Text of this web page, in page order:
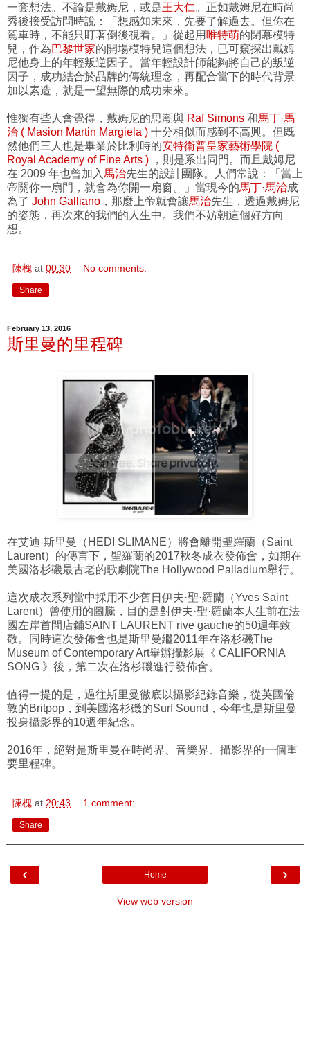
一套想法。不論是戴姆尼，或是王大仁。正如戴姆尼在時尚
秀後接受訪問時說：「想感知未來，先要了解過去。但你在
駕車時，不能只盯著倒後視看。」從起用 唯特萌的閉幕模特
兒，作為巴黎世家的開場模特兒這個想法，已可窺探出戴姆
尼他身上的年輕叛逆因子。當年輕設計師能夠將自己的叛逆
因子，成功結合於品牌的傳統理念，再配合當下的時代背景
加以素造，就是一望無際的成功未來。
惟獨有些人會覺得，戴姆尼的思潮與 Raf Simons 和馬丁·馬
治 ( Masion Martin Margiela ) 十分相似而感到不高興。但既
然他們三人也是畢業於比利時的安特衛普皇家藝術學院 (
Royal Academy of Fine Arts ) ，則是系出同門。而且戴姆尼
在 2009 年也曾加入 馬治先生的設計團隊。人們常說：「當上
帝關你一扇門，就會為你開一扇窗。」當現今的馬丁·馬治成
為了 John Galliano ，那麼上帝就會讓馬治先生，透過戴姆尼
的姿態，再次來的我們的人生中。我們不妨朝這個好方向
想。
陳槐 at 00:30 No comments:
Share
February 13, 2016
斯里曼的里程碑
在艾迪·斯里曼（HEDI SLIMANE）將會離開聖羅蘭（Saint
Laurent）的傳言下，聖羅蘭的2017秋冬成衣發佈會，如期在
美國洛杉磯最古老的歌劇院The Hollywood Palladium舉行。
這次成衣系列當中採用不少舊日伊夫·聖·羅蘭（Yves Saint
Larent）曾使用的圖騰，目的是對伊夫·聖·羅蘭本人生前在法
國左岸首間店鋪SAINT LAURENT rive gauche的50週年致
敬。同時這次發佈會也是斯里曼繼2011年在洛杉磯The
Museum of Contemporary Art舉辦攝影展《 CALIFORNIA
SONG 》後，第二次在洛杉磯進行發佈會。
值得一提的是，過往斯里曼徹底以攝影紀錄音樂，從英國倫
敦的Britpop，到美國洛杉磯的Surf Sound，今年也是斯里曼
投身攝影界的10週年紀念。
2016年，絕對是斯里曼在時尚界、音樂界、攝影界的一個重
要里程碑。
陳槐 at 20:43 1 comment:
Share
‹ ›
Home
View web version